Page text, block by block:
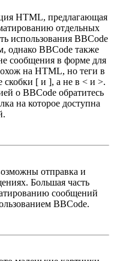
HTML, предлагающая
отдельных
использования BBCode
однако BBCode также
сообщения в форме для
на HTML, но теги в
скобки [ и ], а не в < и >.
о BBCode обратитесь
на которое доступна
отправка и
Большая часть
сообщений
BBCode.